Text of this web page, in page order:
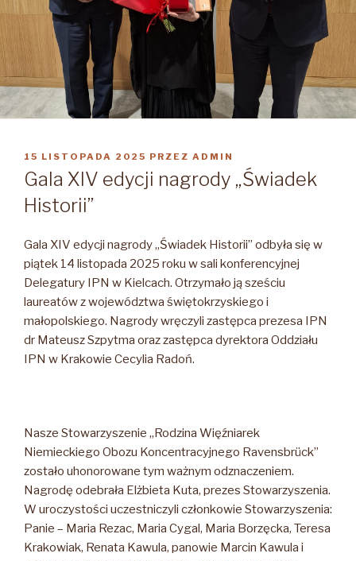
OPUBLIKOWANE
W
15 LISTOPADA 2025 PRZEZ ADMIN
Gala XIV edycji nagrody „Świadek
Historii”
Gala XIV edycji nagrody „Świadek Historii” odbyła się w
piątek 14 listopada 2025 roku w sali konferencyjnej
Delegatury IPN w Kielcach. Otrzymało ją sześciu
laureatów z województwa świętokrzyskiego i
małopolskiego. Nagrody wręczyli zastępca prezesa IPN
dr Mateusz Szpytma oraz zastępca dyrektora Oddziału
IPN w Krakowie Cecylia Radoń.
Nasze Stowarzyszenie „Rodzina Więźniarek
Niemieckiego Obozu Koncentracyjnego Ravensbrück”
zostało uhonorowane tym ważnym odznaczeniem.
Nagrodę odebrała Elżbieta Kuta, prezes Stowarzyszenia.
W uroczystości uczestniczyli członkowie Stowarzyszenia:
Panie – Maria Rezac, Maria Cygal, Maria Borzęcka, Teresa
Krakowiak, Renata Kawula, panowie Marcin Kawula i